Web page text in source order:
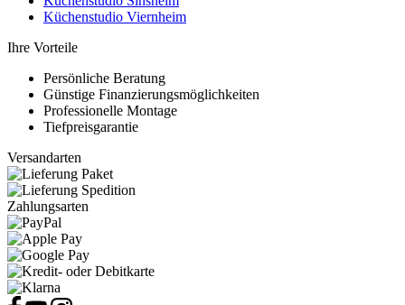
Küchenstudio Viernheim
Ihre Vorteile
Persönliche Beratung
Günstige Finanzierungsmöglichkeiten
Professionelle Montage
Tiefpreisgarantie
Versandarten
Zahlungsarten